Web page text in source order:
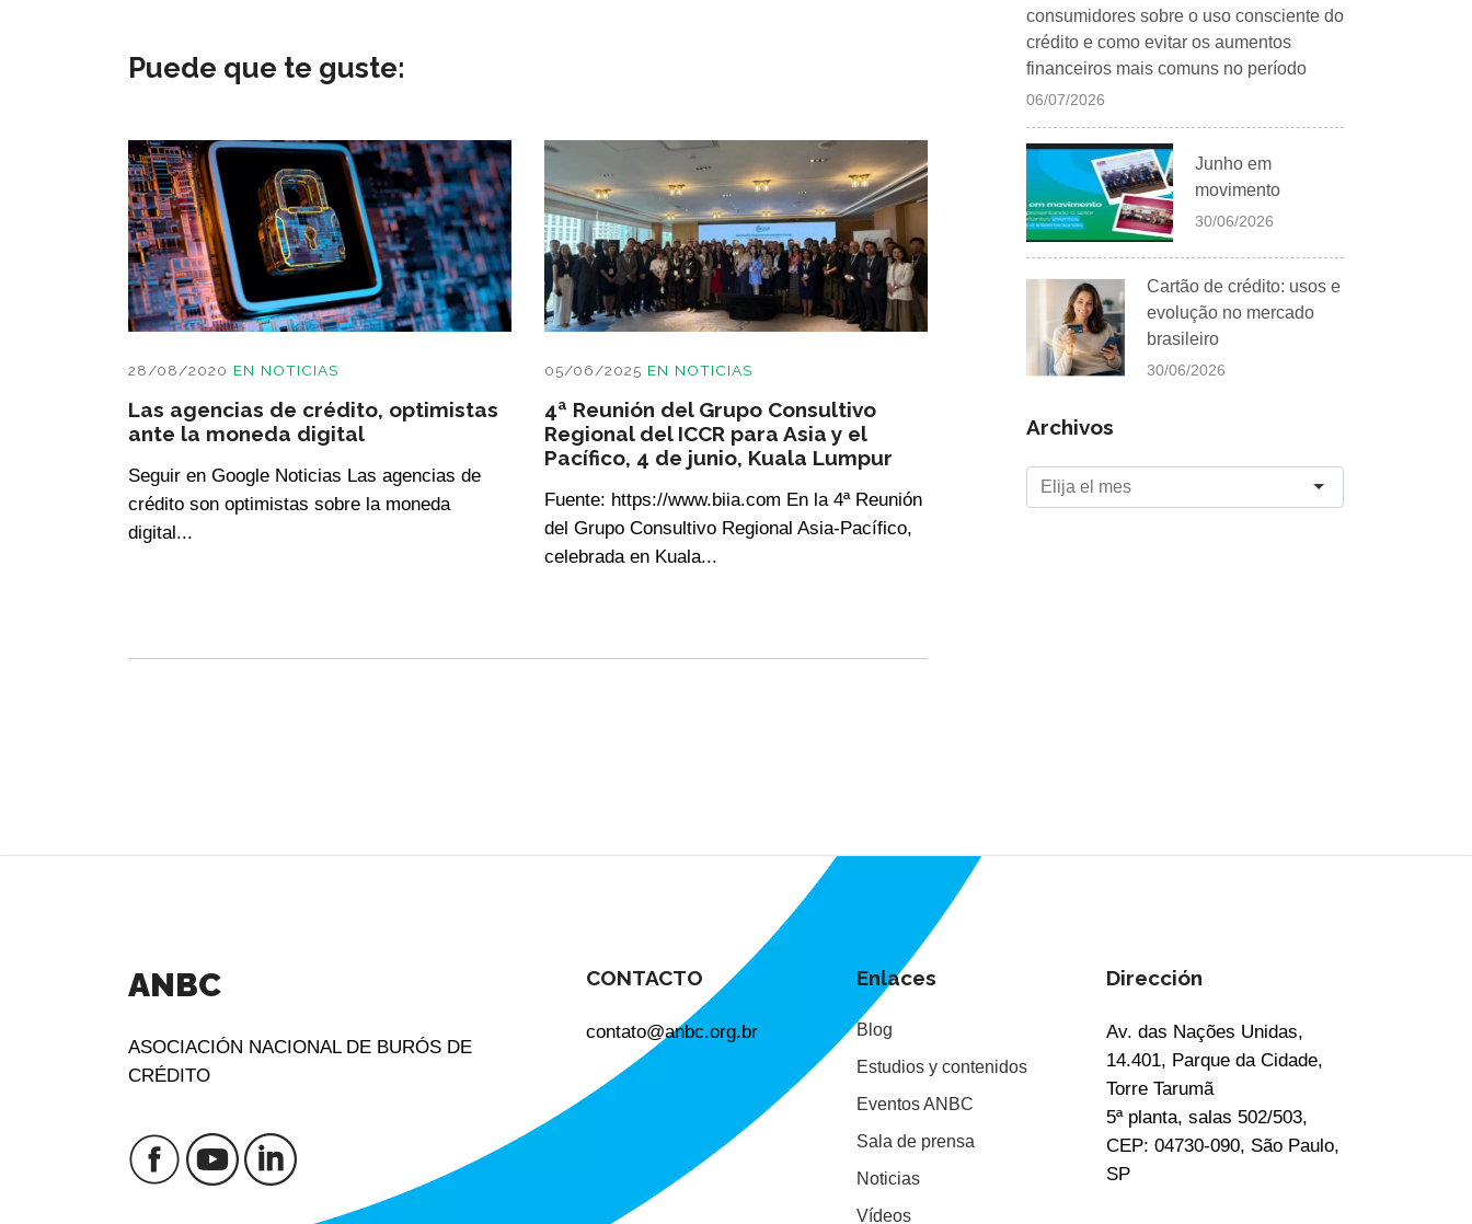
Puede que te guste:
28/08/2020 EN NOTICIAS
Las agencias de crédito, optimistas
ante la moneda digital
Seguir en Google Noticias Las agencias de
crédito son optimistas sobre la moneda
digital...
05/06/2025 EN NOTICIAS
4ª Reunión del Grupo Consultivo
Regional del ICCR para Asia y el
Pacífico, 4 de junio, Kuala Lumpur
Fuente: https://www.biia.com En la 4ª Reunión
del Grupo Consultivo Regional Asia-Pacífico,
celebrada en Kuala...
consumidores sobre o uso consciente do
crédito e como evitar os aumentos
financeiros mais comuns no período
06/07/2026
Junho em
movimento
30/06/2026
Cartão de crédito: usos e
evolução no mercado
brasileiro
30/06/2026
Archivos
ANBC
ASOCIACIÓN NACIONAL DE BURÓS DE
CRÉDITO
CONTACTO
contato@anbc.org.br
Enlaces
Blog
Estudios y contenidos
Eventos ANBC
Sala de prensa
Noticias
Vídeos
Dirección
Av. das Nações Unidas,
14.401, Parque da Cidade,
Torre Tarumã
5ª planta, salas 502/503,
CEP: 04730-090, São Paulo,
SP